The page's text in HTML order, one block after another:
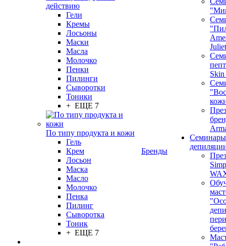
действию
Гели
Кремы
Лосьоны
Маски
Масла
Молочко
Пенки
Пилинги
Сыворотки
Тоники
+ ЕЩЕ 7
По типу продукта и кожи
Гель
Крем
Лосьон
Маска
Масло
Молочко
Пенка
Пилинг
Сыворотка
Тоник
+ ЕЩЕ 7
Бренды